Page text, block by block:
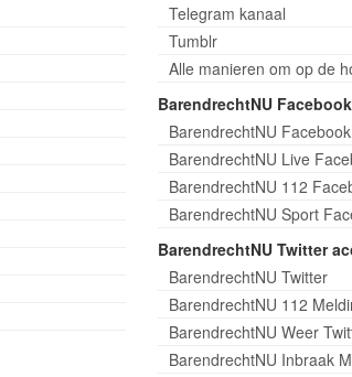
Telegram kanaal
Tumblr
Alle manieren om op de
BarendrechtNU
BarendrechtNU Facebook
BarendrechtNU Live
BarendrechtNU 112
BarendrechtNU Sport
BarendrechtNU Twitter
BarendrechtNU Twitter
BarendrechtNU 112
BarendrechtNU Weer
BarendrechtNU Inbraak